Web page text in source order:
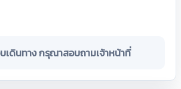
เดินทาง กรุณาสอบถามเจ้าหน้าที่